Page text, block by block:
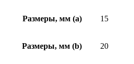
Размеры, мм (а) 15
Размеры, мм (b) 20